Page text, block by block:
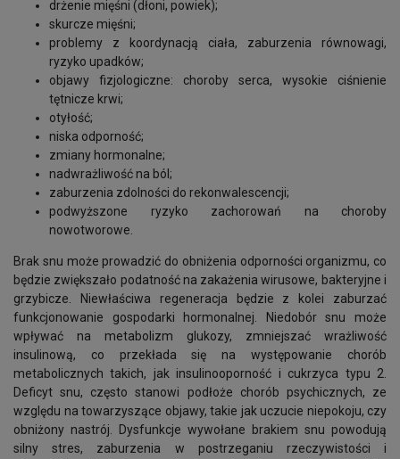
drżenie mięśni (dłoni, powiek);
skurcze mięśni;
problemy z koordynacją ciała, zaburzenia równowagi,
ryzyko upadków;
objawy fizjologiczne: choroby serca, wysokie ciśnienie
tętnicze krwi;
otyłość;
niska odporność;
zmiany hormonalne;
nadwrażliwość na ból;
zaburzenia zdolności do rekonwalescencji;
podwyższone ryzyko zachorowań na choroby
nowotworowe.
Brak snu może prowadzić do obniżenia odporności organizmu, co
będzie zwiększało podatność na zakażenia wirusowe, bakteryjne i
grzybicze. Niewłaściwa regeneracja będzie z kolei zaburzać
funkcjonowanie gospodarki hormonalnej. Niedobór snu może
wpływać na metabolizm glukozy, zmniejszać wrażliwość
insulinową, co przekłada się na występowanie chorób
metabolicznych takich, jak insulinooporność i cukrzyca typu 2.
Deficyt snu, często stanowi podłoże chorób psychicznych, ze
względu na towarzyszące objawy, takie jak uczucie niepokoju, czy
obniżony nastrój. Dysfunkcje wywołane brakiem snu powodują
silny stres, zaburzenia w postrzeganiu rzeczywistości i